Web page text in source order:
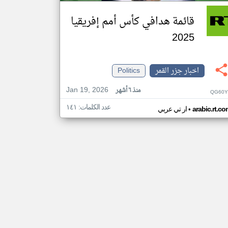
قائمة هدافي كأس أمم إفريقيا
2025
اخبار جزر القمر
Politics
Jan 19, 2026
منذ ٦ أشهر
ار تي عربي• عدد الكلمات: ١٤١